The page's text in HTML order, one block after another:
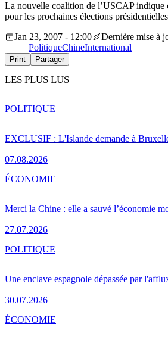
La nouvelle coalition de l’USCAP indique
pour les prochaines élections
Jan 23, 2007 - 12:00
Dernière mise à
PolitiqueChineInternational
Print Partager
LES PLUS LUS
EXCLUSIF : L'Islande demande à
07.08.2026
POLITIQUE
Merci la Chine : elle a sauvé l’économie
27.07.2026
ÉCONOMIE
Une enclave espagnole dépassée par
30.07.2026
POLITIQUE
ÉCONOMIE